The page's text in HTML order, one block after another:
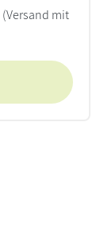
(Versand mit